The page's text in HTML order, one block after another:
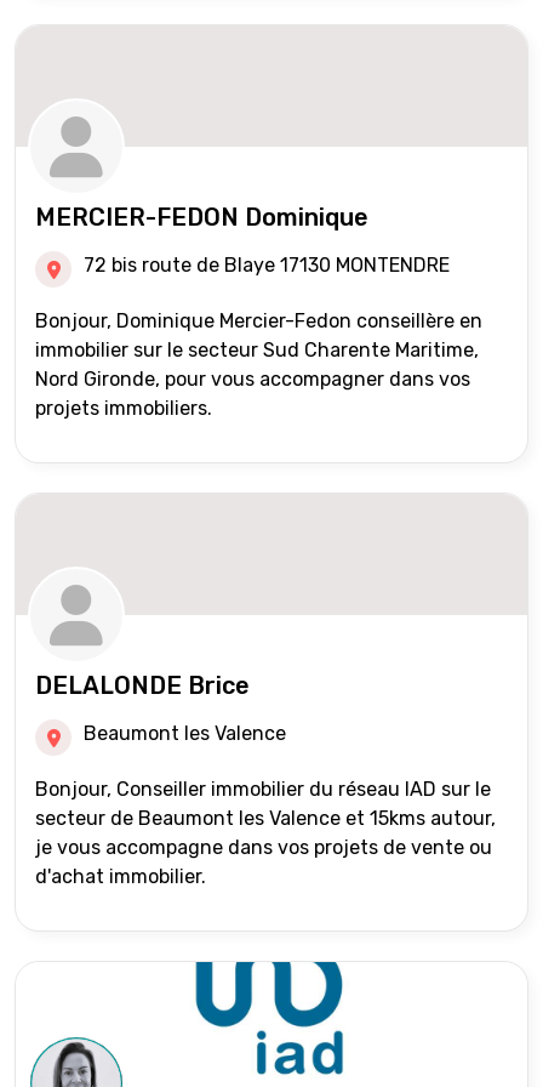
MERCIER-FEDON Dominique
72 bis route de Blaye 17130 MONTENDRE
Bonjour, Dominique Mercier-Fedon conseillère en
immobilier sur le secteur Sud Charente Maritime,
Nord Gironde, pour vous accompagner dans vos
projets immobiliers.
DELALONDE Brice
Beaumont les Valence
Bonjour, Conseiller immobilier du réseau IAD sur le
secteur de Beaumont les Valence et 15kms autour,
je vous accompagne dans vos projets de vente ou
d'achat immobilier.